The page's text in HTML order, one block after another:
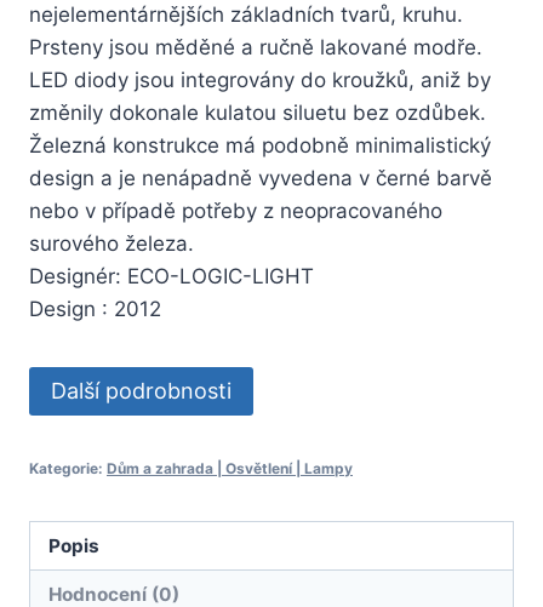
nejelementárnějších základních tvarů, kruhu.
Prsteny jsou měděné a ručně lakované modře.
LED diody jsou integrovány do kroužků, aniž by
změnily dokonale kulatou siluetu bez ozdůbek.
Železná konstrukce má podobně minimalistický
design a je nenápadně vyvedena v černé barvě
nebo v případě potřeby z neopracovaného
surového železa.
Designér: ECO-LOGIC-LIGHT
Design : 2012
Další podrobnosti
Kategorie: Dům a zahrada | Osvětlení | Lampy
Popis
Hodnocení (0)